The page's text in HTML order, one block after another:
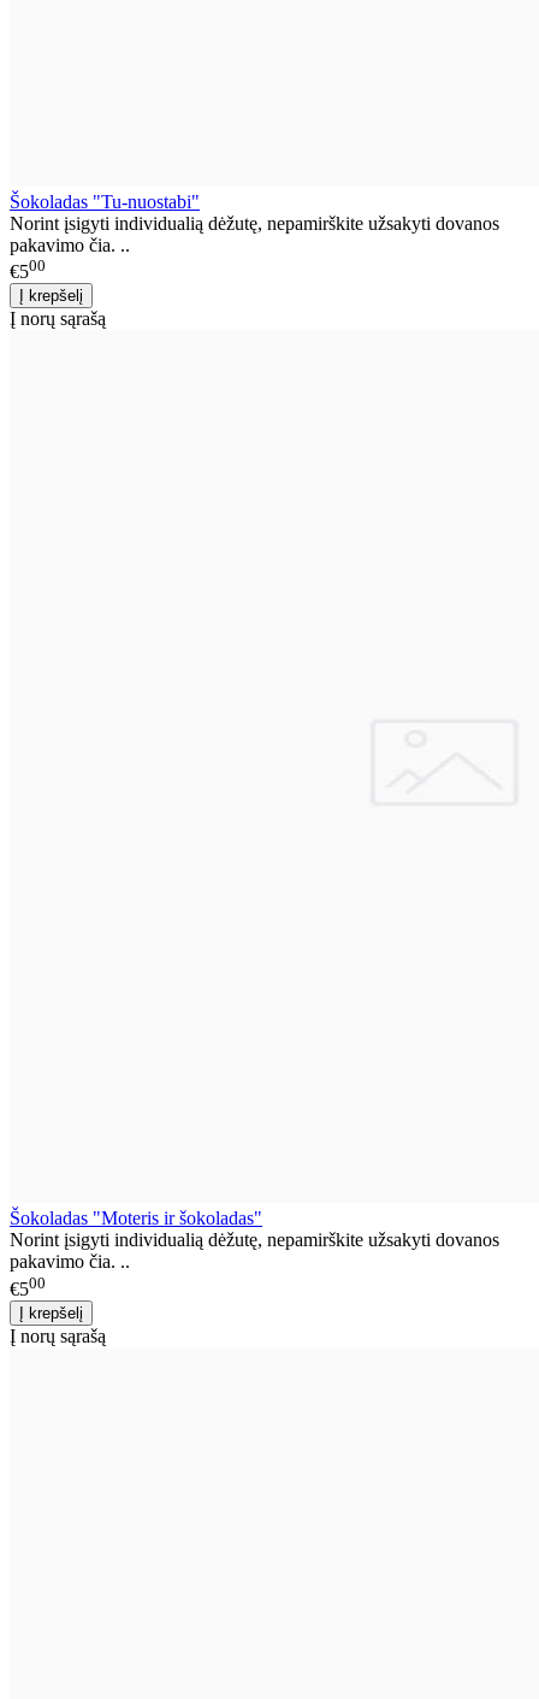
Šokoladas "Tu-nuostabi"
Norint įsigyti individualią dėžutę, nepamirškite užsakyti dovanos
pakavimo čia. ..
€500
Į norų sąrašą
Šokoladas "Moteris ir šokoladas"
Norint įsigyti individualią dėžutę, nepamirškite užsakyti dovanos
pakavimo čia. ..
€500
Į norų sąrašą